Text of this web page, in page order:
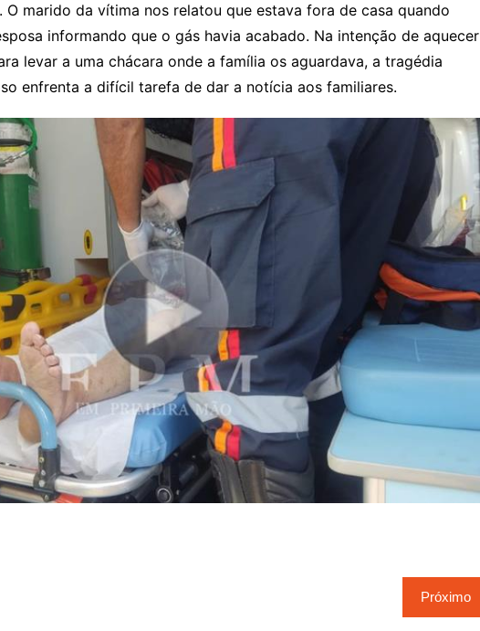
marido da vítima nos relatou que estava fora de casa quando
informando que o gás havia acabado. Na intenção de aquecer
levar a uma chácara onde a família os aguardava, a tragédia
enfrenta a difícil tarefa de dar a notícia aos familiares.
Próximo